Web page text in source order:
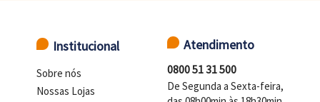
Institucional
Sobre nós
Nossas Lojas
Atendimento
0800 51 31 500
De Segunda a Sexta-feira,